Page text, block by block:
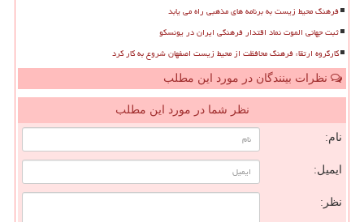
فرهنگ محیط زیست به برنامه های مذهبی راه می یابد
ثبت جهانی الموت نماد اقتدار فرهنگی ایران در یونسکو
کارگروه ارتقاء فرهنگ محافظت از محیط زیست اصفهان شروع به کار کرد
نظرات بینندگان در مورد این مطلب
نظر شما در مورد این مطلب
نام:
ایمیل:
نظر: